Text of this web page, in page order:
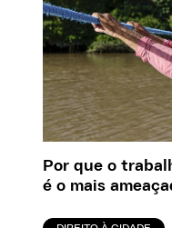
Por que o
é o mais